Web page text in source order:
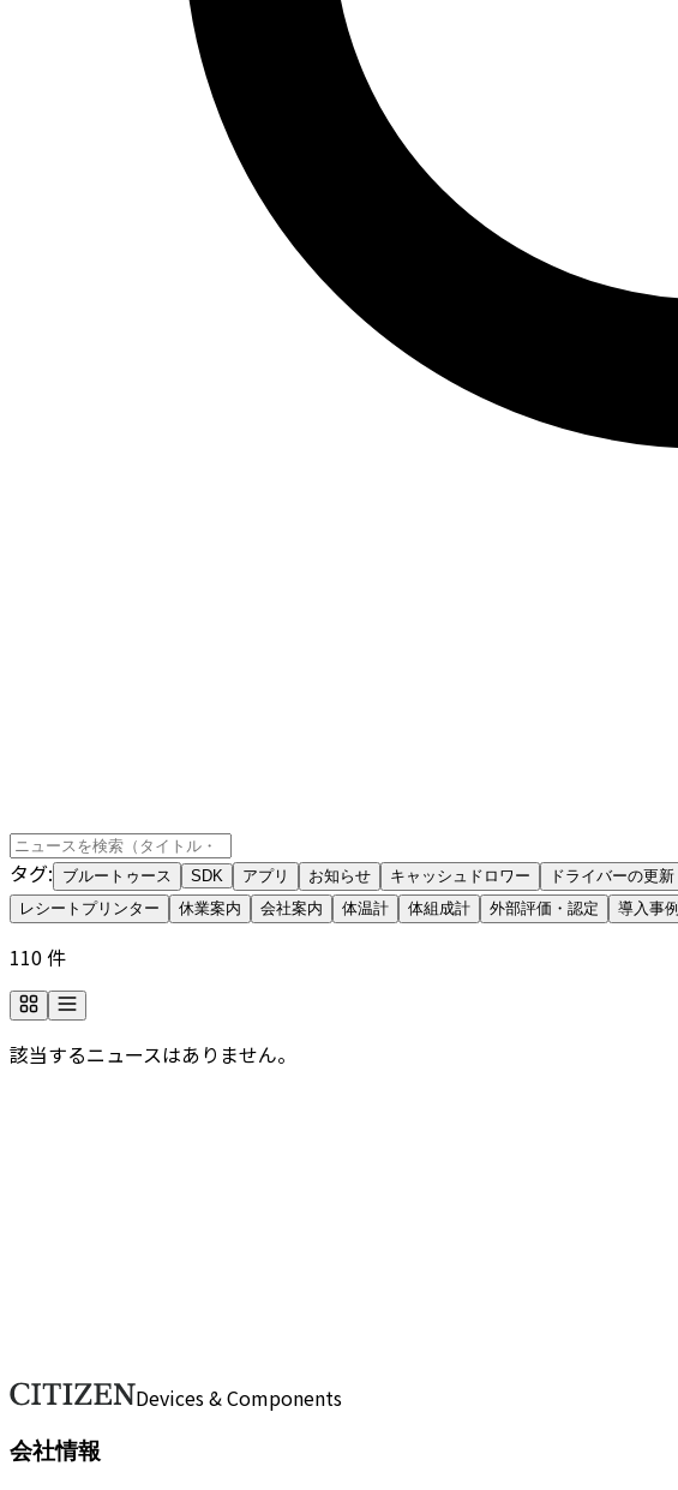
タグ: ブルートゥース SDK アプリ お知らせ キャッシュドロワー ドライバーの更新
レシートプリンター
休業案内 会社案内 体温計 体組成計 外部評価・認定 導入事例
110件
該当するニュースはありません。
お問い合わせ Devices & Components
会社情報